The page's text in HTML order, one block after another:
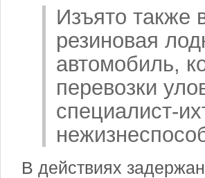
Изъято также
резиновая
автомобиль,
перевозки
специалист-
В действиях